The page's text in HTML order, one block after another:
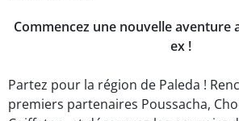
Commencez une nouvelle aventure
ex !
Partez pour la région de Paleda !
premiers partenaires Poussacha,